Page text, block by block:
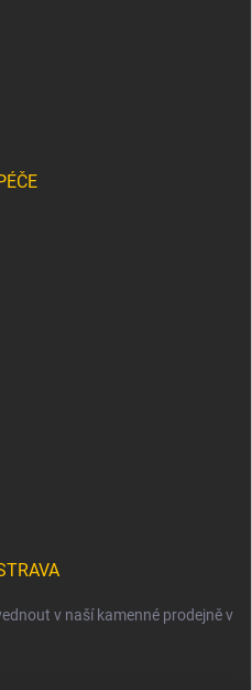
v naší kamenné prodejně v